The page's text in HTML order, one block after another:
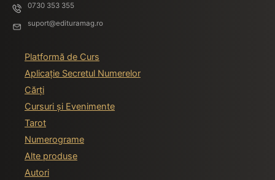
0730 353 355
suport@edituramag.ro
Platformă de Curs
Aplicație Secretul Numerelor
Cărți
Cursuri și Evenimente
Tarot
Numerograme
Alte produse
Autori